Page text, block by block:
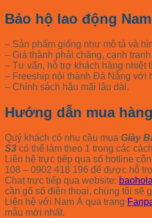
Bảo hộ lao động
– Sản phẩm giống như mô tả và
– Giá thành phải chăng, cạnh
– Tư vấn, hỗ trợ khách hàng nhiệt
– Freeship nội thành Đà Nẵng với
– Chính sách hậu mãi lâu dài.
Hướng dẫn mua hàng
Quý khách có nhu cầu mua Giày
S3 có thể làm theo 1 trong các
Liên hệ trực tiếp qua số hotline
108 – 0902 418 196 để được hỗ
Chat trực tiếp qua website:
cần gõ số điện thoại, chúng tôi sẽ
Liên hệ với Nam Á qua trang
mẫu mới nhất.